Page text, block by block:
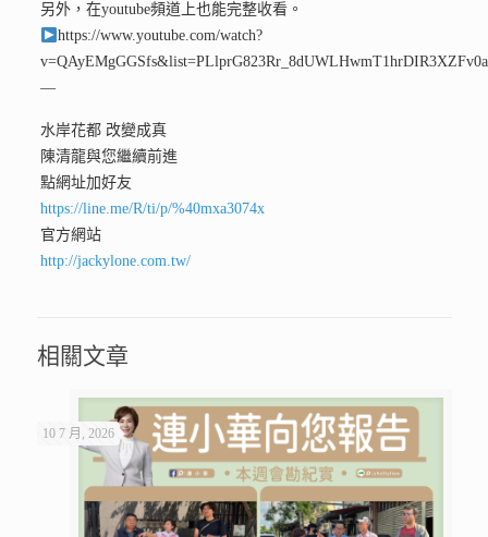
另外，在youtube頻道上也能完整收看。
https://www.youtube.com/watch?
v=QAyEMgGGSfs&list=PLlprG823Rr_8dUWLHwmT1hrDIR3XZFv0a
—
水岸花都 改變成真
陳清龍與您繼續前進
點網址加好友
https://line.me/R/ti/p/%40mxa3074x
官方網站
http://jackylone.com.tw/
相關文章
10 7 月, 2026